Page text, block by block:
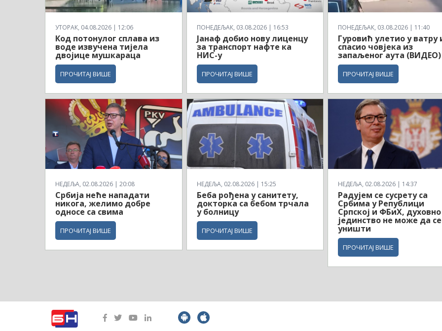
УТОРАК, 04.08.2026 | 12:06
Код потонулог сплава из
воде извучена тијела
двојице мушкараца
ПРОЧИТАЈ ВИШЕ
ПОНЕДЕЉАК, 03.08.2026 | 16:53
Јанаф добио нову лиценцу
за транспорт нафте ка
НИС-у
ПРОЧИТАЈ ВИШЕ
ПОНЕДЕЉАК, 03.08.2026 | 11:40
Гуровић улетио у ватру
спасио човјека из
запаљеног аута (ВИДЕО)
ПРОЧИТАЈ ВИШЕ
НЕДЕЉА, 02.08.2026 | 20:08
Србија неће нападати
никога, желимо добре
односе са свима
ПРОЧИТАЈ ВИШЕ
НЕДЕЉА, 02.08.2026 | 15:25
Беба рођена у санитету,
докторка са бебом трчала
у болницу
ПРОЧИТАЈ ВИШЕ
НЕДЕЉА, 02.08.2026 | 14:37
Радујем се сусрету са
Србима у Републици
Српској и ФБиХ, духовно
јединство не може да се
уништи
ПРОЧИТАЈ ВИШЕ